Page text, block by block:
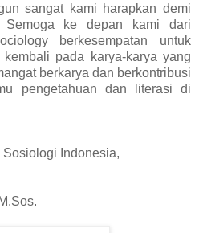
sangat kami harapkan demi
Semoga ke depan kami dari
berkesempatan untuk
kembali pada karya-karya yang
berkarya dan berkontribusi
pengetahuan dan literasi di
Indonesia,